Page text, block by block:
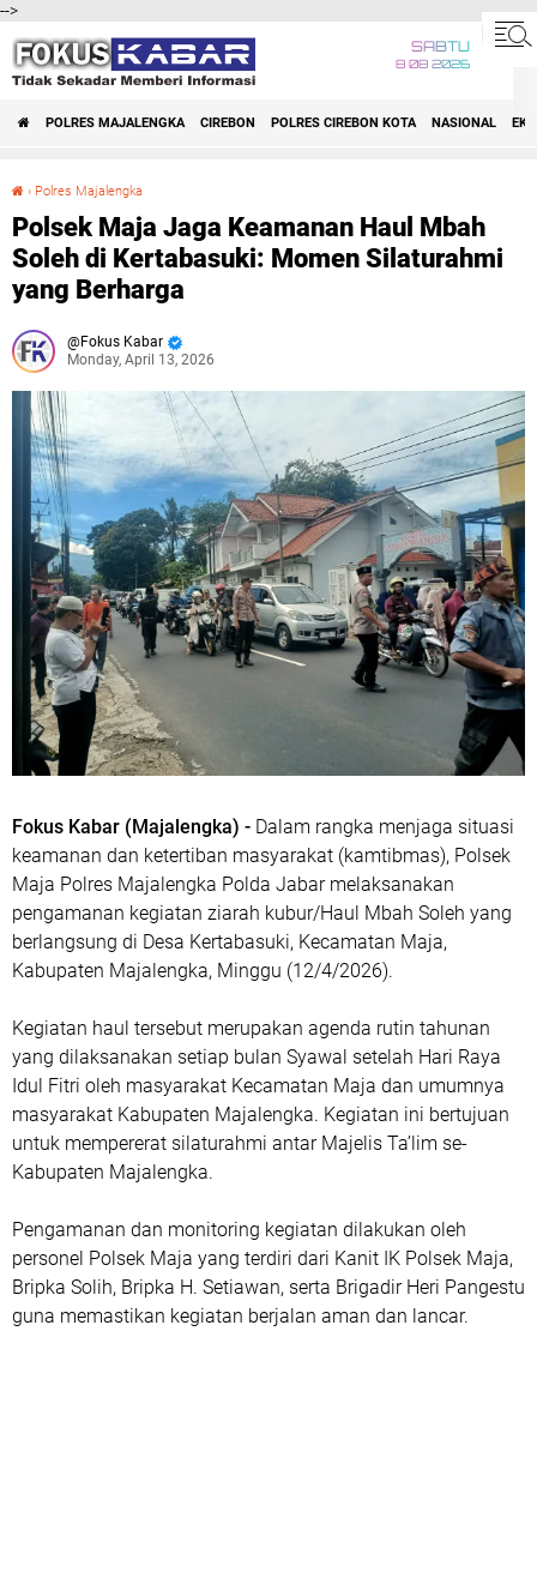
-->
SABTU
8 08 2026
POLRES MAJALENGKA CIREBON POLRES CIREBON KOTA NASIONAL
› Polres Majalengka
Polsek Maja Jaga Keamanan Haul Mbah
Soleh di Kertabasuki: Momen Silaturahmi
yang Berharga
Fokus Kabar
Monday, April 13, 2026
Fokus Kabar (Majalengka) - Dalam rangka menjaga situasi
keamanan dan ketertiban masyarakat (kamtibmas), Polsek
Maja Polres Majalengka Polda Jabar melaksanakan
pengamanan kegiatan ziarah kubur/Haul Mbah Soleh yang
berlangsung di Desa Kertabasuki, Kecamatan Maja,
Kabupaten Majalengka, Minggu (12/4/2026).
Kegiatan haul tersebut merupakan agenda rutin tahunan
yang dilaksanakan setiap bulan Syawal setelah Hari Raya
Idul Fitri oleh masyarakat Kecamatan Maja dan umumnya
masyarakat Kabupaten Majalengka. Kegiatan ini bertujuan
untuk mempererat silaturahmi antar Majelis Ta’lim se-
Kabupaten Majalengka.
Pengamanan dan monitoring kegiatan dilakukan oleh
personel Polsek Maja yang terdiri dari Kanit IK Polsek Maja,
Bripka Solih, Bripka H. Setiawan, serta Brigadir Heri Pangestu
guna memastikan kegiatan berjalan aman dan lancar.